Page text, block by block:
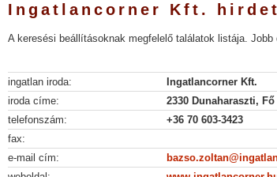
Ingatlancorner Kft.
A keresési beállításoknak megfelelő találatok listája.
ingatlan iroda:
Ingatlancorner Kft.
iroda címe:
2330 Dunaharaszti, Fő
telefonszám:
+36 70 603-3423
fax:
e-mail cím: